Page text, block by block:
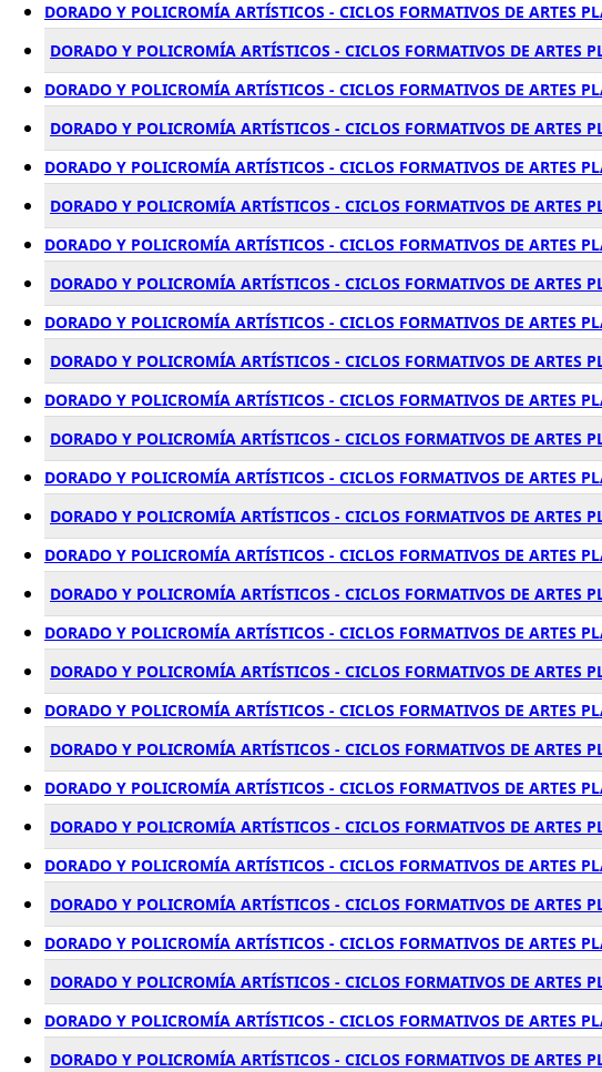
DORADO Y POLICROMÍA ARTÍSTICOS - CICLOS FORMATIVOS DE ARTES
DORADO Y POLICROMÍA ARTÍSTICOS - CICLOS FORMATIVOS DE ARTES
DORADO Y POLICROMÍA ARTÍSTICOS - CICLOS FORMATIVOS DE ARTES
DORADO Y POLICROMÍA ARTÍSTICOS - CICLOS FORMATIVOS DE ARTES
DORADO Y POLICROMÍA ARTÍSTICOS - CICLOS FORMATIVOS DE ARTES
DORADO Y POLICROMÍA ARTÍSTICOS - CICLOS FORMATIVOS DE ARTES
DORADO Y POLICROMÍA ARTÍSTICOS - CICLOS FORMATIVOS DE ARTES
DORADO Y POLICROMÍA ARTÍSTICOS - CICLOS FORMATIVOS DE ARTES
DORADO Y POLICROMÍA ARTÍSTICOS - CICLOS FORMATIVOS DE ARTES
DORADO Y POLICROMÍA ARTÍSTICOS - CICLOS FORMATIVOS DE ARTES
DORADO Y POLICROMÍA ARTÍSTICOS - CICLOS FORMATIVOS DE ARTES
DORADO Y POLICROMÍA ARTÍSTICOS - CICLOS FORMATIVOS DE ARTES
DORADO Y POLICROMÍA ARTÍSTICOS - CICLOS FORMATIVOS DE ARTES
DORADO Y POLICROMÍA ARTÍSTICOS - CICLOS FORMATIVOS DE ARTES
DORADO Y POLICROMÍA ARTÍSTICOS - CICLOS FORMATIVOS DE ARTES
DORADO Y POLICROMÍA ARTÍSTICOS - CICLOS FORMATIVOS DE ARTES
DORADO Y POLICROMÍA ARTÍSTICOS - CICLOS FORMATIVOS DE ARTES
DORADO Y POLICROMÍA ARTÍSTICOS - CICLOS FORMATIVOS DE ARTES
DORADO Y POLICROMÍA ARTÍSTICOS - CICLOS FORMATIVOS DE ARTES
DORADO Y POLICROMÍA ARTÍSTICOS - CICLOS FORMATIVOS DE ARTES
DORADO Y POLICROMÍA ARTÍSTICOS - CICLOS FORMATIVOS DE ARTES
DORADO Y POLICROMÍA ARTÍSTICOS - CICLOS FORMATIVOS DE ARTES
DORADO Y POLICROMÍA ARTÍSTICOS - CICLOS FORMATIVOS DE ARTES
DORADO Y POLICROMÍA ARTÍSTICOS - CICLOS FORMATIVOS DE ARTES
DORADO Y POLICROMÍA ARTÍSTICOS - CICLOS FORMATIVOS DE ARTES
DORADO Y POLICROMÍA ARTÍSTICOS - CICLOS FORMATIVOS DE ARTES
DORADO Y POLICROMÍA ARTÍSTICOS - CICLOS FORMATIVOS DE ARTES
DORADO Y POLICROMÍA ARTÍSTICOS - CICLOS FORMATIVOS DE ARTES